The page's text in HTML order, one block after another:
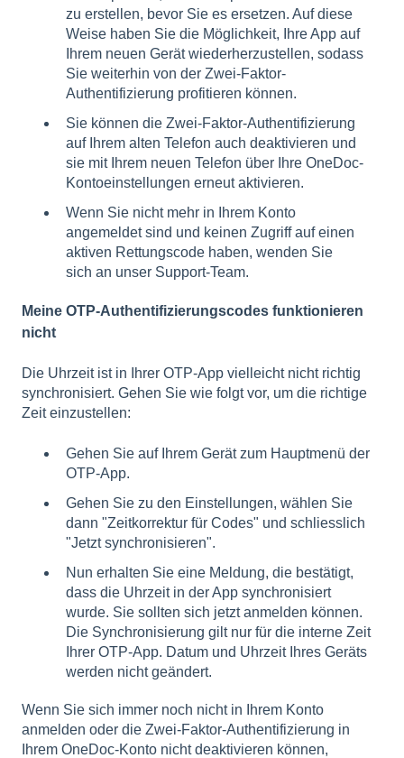
zu erstellen, bevor Sie es ersetzen. Auf diese
Weise haben Sie die Möglichkeit, Ihre App auf
Ihrem neuen Gerät wiederherzustellen, sodass
Sie weiterhin von der Zwei-Faktor-
Authentifizierung profitieren können.
Sie können die Zwei-Faktor-Authentifizierung
auf Ihrem alten Telefon auch deaktivieren und
sie mit Ihrem neuen Telefon über Ihre OneDoc-
Kontoeinstellungen erneut aktivieren.
Wenn Sie nicht mehr in Ihrem Konto
angemeldet sind und keinen Zugriff auf einen
aktiven Rettungscode haben, wenden Sie
sich an unser Support-Team.
Meine OTP-Authentifizierungscodes funktionieren
nicht
Die Uhrzeit ist in Ihrer OTP-App vielleicht nicht richtig
synchronisiert. Gehen Sie wie folgt vor, um die richtige
Zeit einzustellen:
Gehen Sie auf Ihrem Gerät zum Hauptmenü der
OTP-App.
Gehen Sie zu den Einstellungen, wählen Sie
dann "Zeitkorrektur für Codes" und schliesslich
"Jetzt synchronisieren".
Nun erhalten Sie eine Meldung, die bestätigt,
dass die Uhrzeit in der App synchronisiert
wurde. Sie sollten sich jetzt anmelden können.
Die Synchronisierung gilt nur für die interne Zeit
Ihrer OTP-App. Datum und Uhrzeit Ihres Geräts
werden nicht geändert.
Wenn Sie sich immer noch nicht in Ihrem Konto
anmelden oder die Zwei-Faktor-Authentifizierung in
Ihrem OneDoc-Konto nicht deaktivieren können,